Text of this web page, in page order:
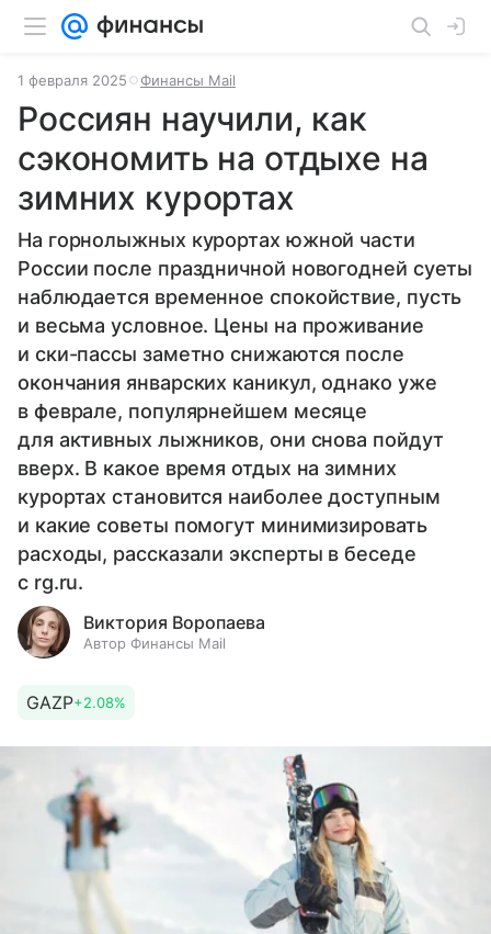
1 февраля 2025 Финансы Mail
Россиян научили, как
сэкономить на отдыхе на
зимних курортах
На горнолыжных курортах южной части
России после праздничной новогодней суеты
наблюдается временное спокойствие, пусть
и весьма условное. Цены на проживание
и ски-пассы заметно снижаются после
окончания январских каникул, однако уже
в феврале, популярнейшем месяце
для активных лыжников, они снова пойдут
вверх. В какое время отдых на зимних
курортах становится наиболее доступным
и какие советы помогут минимизировать
расходы, рассказали эксперты в беседе
с rg.ru.
Виктория Воропаева
Автор Финансы Mail
GAZP+2.08%